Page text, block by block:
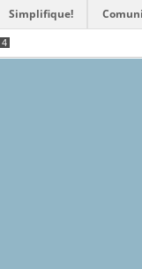
Simplifique!
4